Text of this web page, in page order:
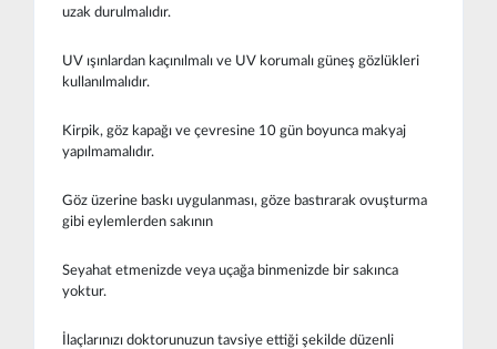
uzak durulmalıdır.
UV ışınlardan kaçınılmalı ve UV korumalı güneş gözlükleri
kullanılmalıdır.
Kirpik, göz kapağı ve çevresine 10 gün boyunca makyaj
yapılmamalıdır.
Göz üzerine baskı uygulanması, göze bastırarak ovuşturma
gibi eylemlerden sakının
Seyahat etmenizde veya uçağa binmenizde bir sakınca
yoktur.
İlaçlarınızı doktorunuzun tavsiye ettiği şekilde düzenli